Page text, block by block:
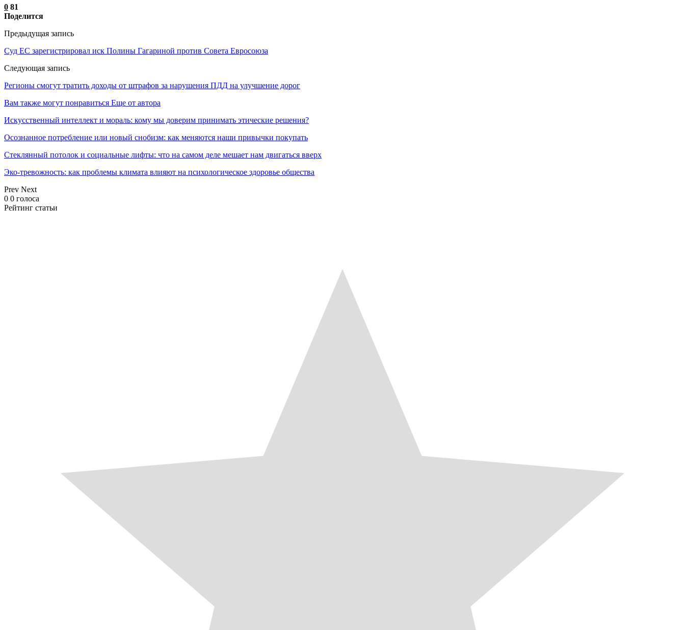
0 81
Поделится
Предыдущая запись
Суд ЕС зарегистрировал иск Полины Гагариной против Совета Евросоюза
Следующая запись
Регионы смогут тратить доходы от штрафов за нарушения ПДД на улучшение дорог
Вам также могут понравиться Еще от автора
Искусственный интеллект и мораль: кому мы доверим принимать этические решения?
Осознанное потребление или новый снобизм: как меняются наши привычки покупать
Стеклянный потолок и социальные лифты: что на самом деле мешает нам двигаться вверх
Эко-тревожность: как проблемы климата влияют на психологическое здоровье общества
Prev Next
0 0 голоса
Рейтинг статьи